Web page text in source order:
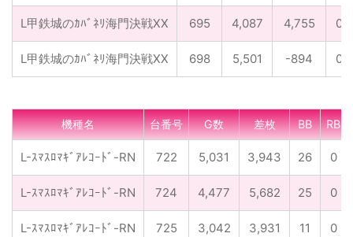
L甲鉄城のｶﾊﾞﾈﾘ海門決戦XX 695 4,087 4,755 0
L甲鉄城のｶﾊﾞﾈﾘ海門決戦XX 698 5,501 -894 0
機種名 台番号 G数 差枚 BB RB
L-ｽﾏｽﾛﾏｷﾞｱﾚｺｰﾄﾞ-RN 722 5,031 3,943 26 0
L-ｽﾏｽﾛﾏｷﾞｱﾚｺｰﾄﾞ-RN 724 4,477 5,682 25 0
L-ｽﾏｽﾛﾏｷﾞｱﾚｺｰﾄﾞ-RN 725 3,042 3,931 11 0